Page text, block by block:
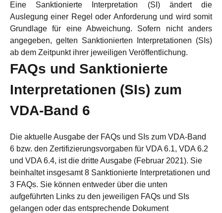
Eine Sanktionierte Interpretation (SI) ändert die
Auslegung einer Regel oder Anforderung und wird somit
Grundlage für eine Abweichung. Sofern nicht anders
angegeben, gelten Sanktionierten Interpretationen (SIs)
ab dem Zeitpunkt ihrer jeweiligen Veröffentlichung.
FAQs und Sanktionierte
Interpretationen (SIs) zum
VDA-Band 6
Die aktuelle Ausgabe der FAQs und SIs zum VDA-Band
6 bzw. den Zertifizierungsvorgaben für VDA 6.1, VDA 6.2
und VDA 6.4, ist die dritte Ausgabe (Februar 2021). Sie
beinhaltet insgesamt 8 Sanktionierte Interpretationen und
3 FAQs. Sie können entweder über die unten
aufgeführten Links zu den jeweiligen FAQs und SIs
gelangen oder das entsprechende Dokument